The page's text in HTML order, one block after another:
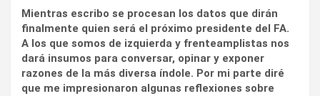
Mientras escribo se procesan los datos que dirán
finalmente quien será el próximo presidente del FA.
A los que somos de izquierda y frenteamplistas nos
dará insumos para conversar, opinar y exponer
razones de la más diversa índole. Por mi parte diré
que me impresionaron algunas reflexiones sobre